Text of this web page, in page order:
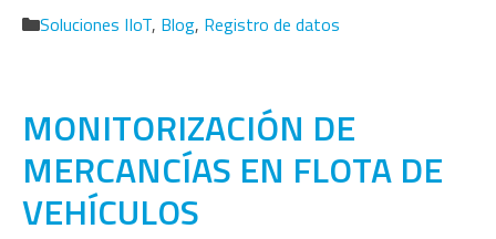
Categorías
Soluciones IIoT, Blog, Registro de datos
MONITORIZACIÓN DE
MERCANCÍAS EN FLOTA DE
VEHÍCULOS